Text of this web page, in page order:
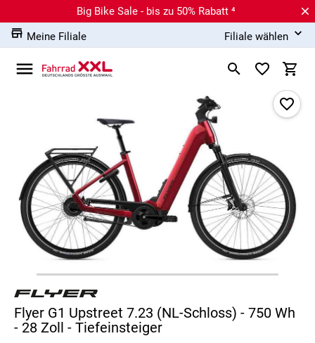
Big Bike Sale - bis zu 50% Rabatt ⁴
Meine Filiale
Filiale wählen
Flyer G1 Upstreet 7.23 (NL-Schloss) - 750 Wh
- 28 Zoll - Tiefeinsteiger